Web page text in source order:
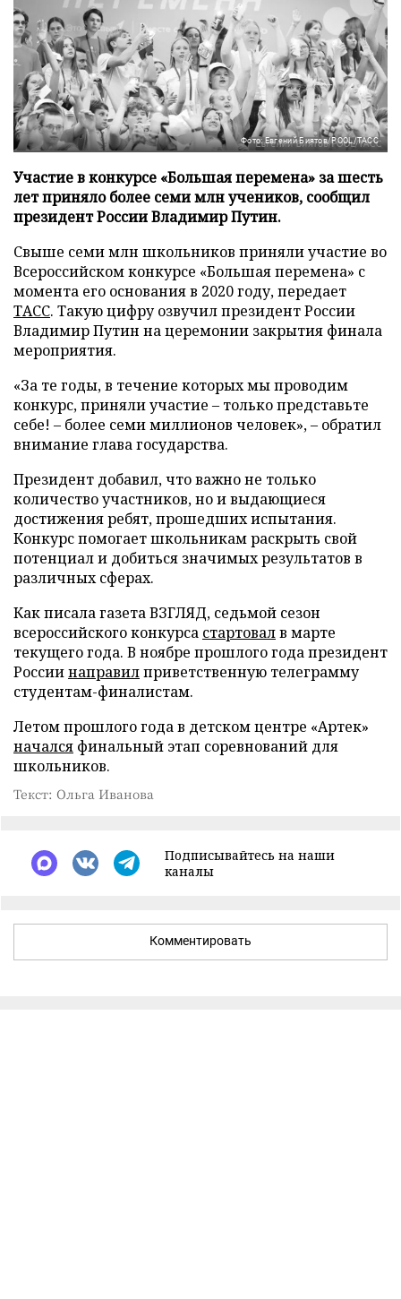
Фото: Евгений Биятов/POOL/ТАСС
Участие в конкурсе «Большая перемена» за шесть
лет приняло более семи млн учеников, сообщил
президент России Владимир Путин.
Свыше семи млн школьников приняли участие во
Всероссийском конкурсе «Большая перемена» с
момента его основания в 2020 году, передает
ТАСС. Такую цифру озвучил президент России
Владимир Путин на церемонии закрытия финала
мероприятия.
«За те годы, в течение которых мы проводим
конкурс, приняли участие – только представьте
себе! – более семи миллионов человек», – обратил
внимание глава государства.
Президент добавил, что важно не только
количество участников, но и выдающиеся
достижения ребят, прошедших испытания.
Конкурс помогает школьникам раскрыть свой
потенциал и добиться значимых результатов в
различных сферах.
Как писала газета ВЗГЛЯД, седьмой сезон
всероссийского конкурса стартовалв марте
текущего года. В ноябре прошлого года президент
Россиинаправилприветственную телеграмму
студентам-финалистам.
Летом прошлого года в детском центре «Артек»
начался финальный этап соревнований для
школьников.
Текст: Ольга Иванова
Подписывайтесь на наши
каналы
Комментировать